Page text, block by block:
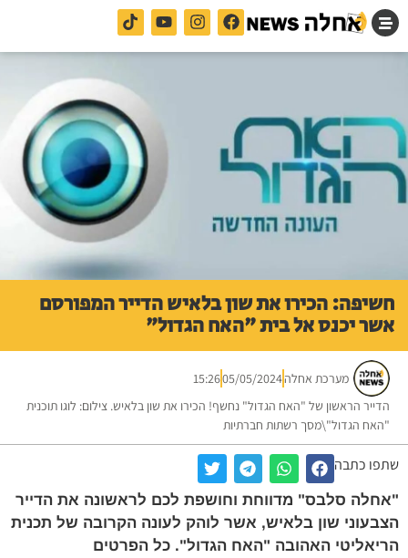
חשיפה: הכירו את שון בלאיש הדייר המפורסם
אשר יכנס אל בית "האח הגדול"
מערכת אחלה05/05/2024
15:26
הדייר הראשון של "האח הגדול" נחשף! הכירו את שון בלאיש. צילום: לוגו תוכנית
"האח הגדול"\מסך רשתות חברתיות
שתפו כתבה
"אחלה סלבס" מדווחת וחושפת לכם לראשונה את הדייר
הצבעוני שון בלאיש, אשר לוהק לעונה הקרובה של תכנית
הריאליטי האהובה "האח הגדול". כל הפרטים